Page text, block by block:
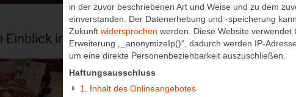
in der zuvor beschriebenen Art und Weise und zu dem
einverstanden. Der Datenerhebung und -speicherung
Zukunft widersprochen werden. Diese Website verwendet
Erweiterung „_anonymizeIp()“, dadurch werden IP-
um eine direkte Personenbeziehbarkeit auszuschließen.
Haftungsausschluss
1. Inhalt des Onlineangebotes
Einblick in den Biohof